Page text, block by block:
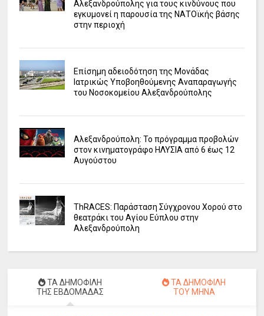
Αλεξανδρούπολης για τους κινδύνους που
εγκυμονεί η παρουσία της ΝΑΤΟϊκής βάσης
στην περιοχή
Επίσημη αδειοδότηση της Μονάδας
Ιατρικώς Υποβοηθούμενης Αναπαραγωγής
του Νοσοκομείου Αλεξανδρούπολης
Αλεξανδρούπολη: Το πρόγραμμα προβολών
στον κινηματογράφο ΗΛΥΣΙΑ από 6 έως 12
Αυγούστου
ΤhRACES: Παράσταση Σύγχρονου Χορού στο
θεατράκι του Αγίου Εύπλου στην
Αλεξανδρούπολη
ΤΑ ΔΗΜΟΦΙΛΗ
ΤΗΣ ΕΒΔΟΜΑΔΑΣ
ΤΑ ΔΗΜΟΦΙΛΗ
ΤΟΥ ΜΗΝΑ